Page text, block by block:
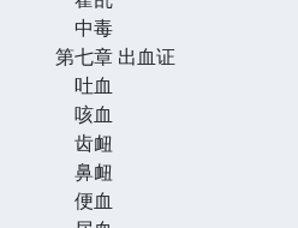
中毒
第七章 出血证
吐血
咳血
齿衄
鼻衄
便血